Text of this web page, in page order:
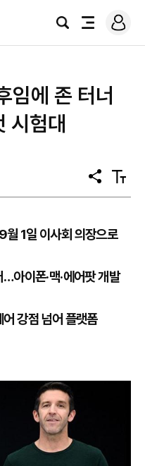
검
전
로
그
임에 존 터너
시험대
공
유
텍
스
1일 이사회 의장으로
아이폰·맥·에어팟 개발
강점 넘어 플랫폼